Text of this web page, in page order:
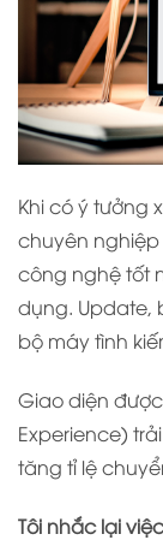
Khi có ý tưởng
chuyên
công nghệ tốt
dụng. Update,
bộ máy tình
Giao diện được
Experience)
tăng tỉ lệ
Tôi nhắc lại